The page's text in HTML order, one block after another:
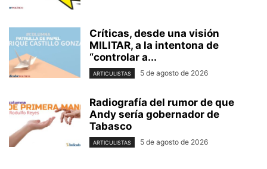
Críticas, desde una visión
MILITAR, a la intentona de
“controlar a...
ARTICULISTAS 5 de agosto de 2026
Radiografía del rumor de que
Andy sería gobernador de
Tabasco
ARTICULISTAS 5 de agosto de 2026